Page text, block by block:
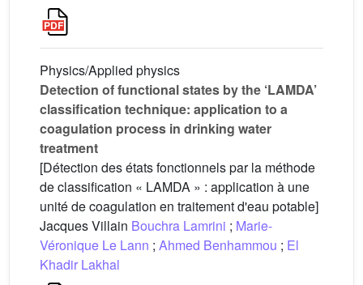
Physics/Applied physics
Detection of functional states by the ‘LAMDA’
classification technique: application to a
coagulation process in drinking water
treatment
[Détection des états fonctionnels par la méthode
de classification « LAMDA » : application à une
unité de coagulation en traitement d'eau potable]
Jacques Villain Bouchra Lamrini ; Marie-
Véronique Le Lann ; Ahmed Benhammou ; El
Khadir Lakhal